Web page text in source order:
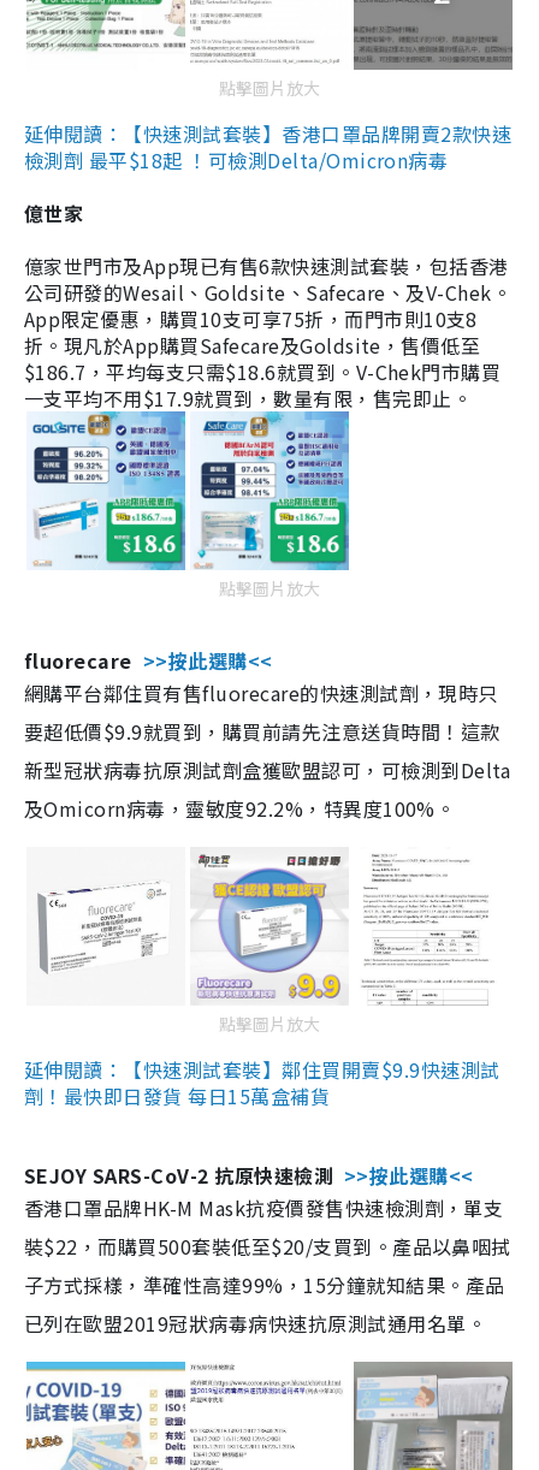
點擊圖片放大
延伸閱讀：【快速測試套裝】香港口罩品牌開賣2款快速
檢測劑 最平$18起 ！可檢測Delta/Omicron病毒
億世家
億家世門市及App現已有售6款快速測試套裝，包括香港
公司研發的Wesail、Goldsite、Safecare、及V-Chek。
App限定優惠，購買10支可享75折，而門市則10支8
折。現凡於App購買Safecare及Goldsite，售價低至
$186.7，平均每支只需$18.6就買到。V-Chek門市購買
一支平均不用$17.9就買到，數量有限，售完即止。
點擊圖片放大
fluorecare >>按此選購<<
網購平台鄰住買有售fluorecare的快速測試劑，現時只
要超低價$9.9就買到，購買前請先注意送貨時間！這款
新型冠狀病毒抗原測試劑盒獲歐盟認可，可檢測到Delta
及Omicorn病毒，靈敏度92.2%，特異度100%。
點擊圖片放大
延伸閱讀：【快速測試套裝】鄰住買開賣$9.9快速測試
劑！最快即日發貨 每日15萬盒補貨
SEJOY SARS-CoV-2 抗原快速檢測 >>按此選購<<
香港口罩品牌HK-M Mask抗疫價發售快速檢測劑，單支
裝$22，而購買500套裝低至$20/支買到。產品以鼻咽拭
子方式採樣，準確性高達99%，15分鐘就知結果。產品
已列在歐盟2019冠狀病毒病快速抗原測試通用名單。